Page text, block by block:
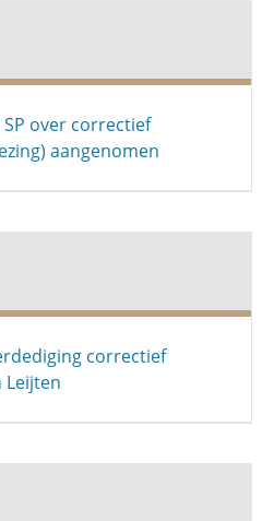
over correctief
aangenomen
correctief
Leijten